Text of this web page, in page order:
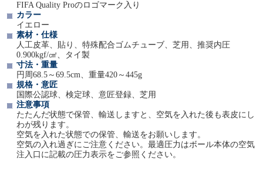
FIFA Quality Proのロゴマーク入り
カラー
イエロー
素材・仕様
人工皮革、貼り、特殊配合ゴムチューブ、芝用、推奨内圧
0.900kgf/㎠、タイ製
寸法・重量
円周68.5～69.5cm、重量420～445g
規格・意匠
国際公認球、検定球、意匠登録、芝用
注意事項
たたんだ状態で保管、輸送しますと、空気を入れた後も表皮にし
わが残ります。
空気を入れた状態での保管、輸送をお願いします。
空気の入れ過ぎにご注意ください。最適圧力はボール本体の空気
注入口に記載の圧力表示をご参照ください。